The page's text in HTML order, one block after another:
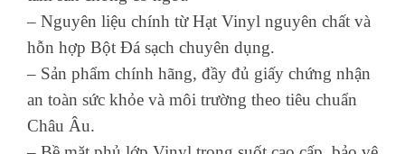
– Nguyên liệu chính từ Hạt Vinyl nguyên chất và
hỗn hợp Bột Đá sạch chuyên dụng.
– Sản phẩm chính hãng, đầy đủ giấy chứng nhận
an toàn sức khỏe và môi trường theo tiêu chuẩn
Châu Âu.